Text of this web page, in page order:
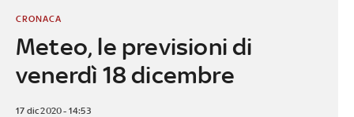
Meteo, le previsioni di
venerdì 18 dicembre
CRONACA
17 dic 2020 - 14:53